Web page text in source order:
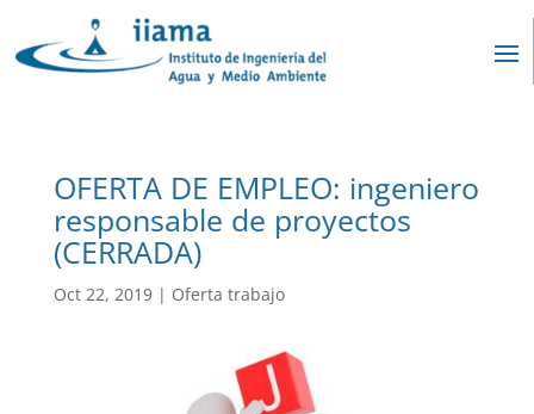
OFERTA DE EMPLEO: ingeniero
responsable de proyectos
(CERRADA)
Oct 22, 2019| Oferta trabajo